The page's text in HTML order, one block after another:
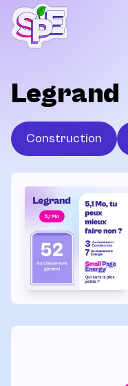
Legrand
Construction